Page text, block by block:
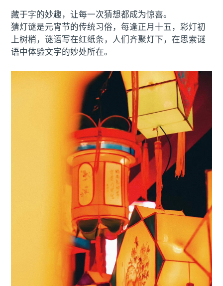
藏于字的妙趣，让每一次猜想都成为惊喜。
猜灯谜是元宵节的传统习俗，每逢正月十五，彩灯初
上树梢，谜语写在红纸条，人们齐聚灯下，在思索谜
语中体验文字的妙处所在。